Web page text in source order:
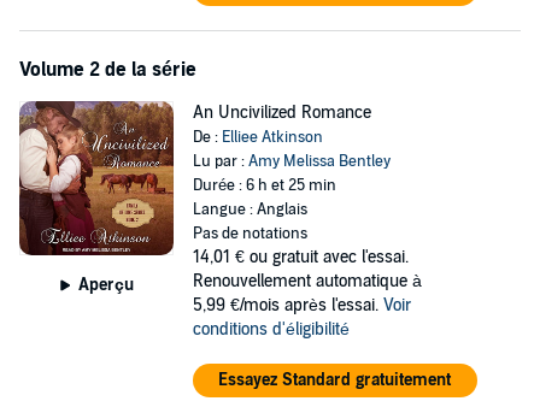
Volume 2 de la série
Aperçu
An Uncivilized Romance
De : Elliee Atkinson
Lu par :Amy Melissa Bentley
Durée : 6 h et 25 min
Langue : Anglais
Pas de notations
14,01 € ou gratuit avec l'essai.
Renouvellement automatique à
5,99 €/mois après l'essai. Voir
conditions d'éligibilité
Essayez Standard gratuitement